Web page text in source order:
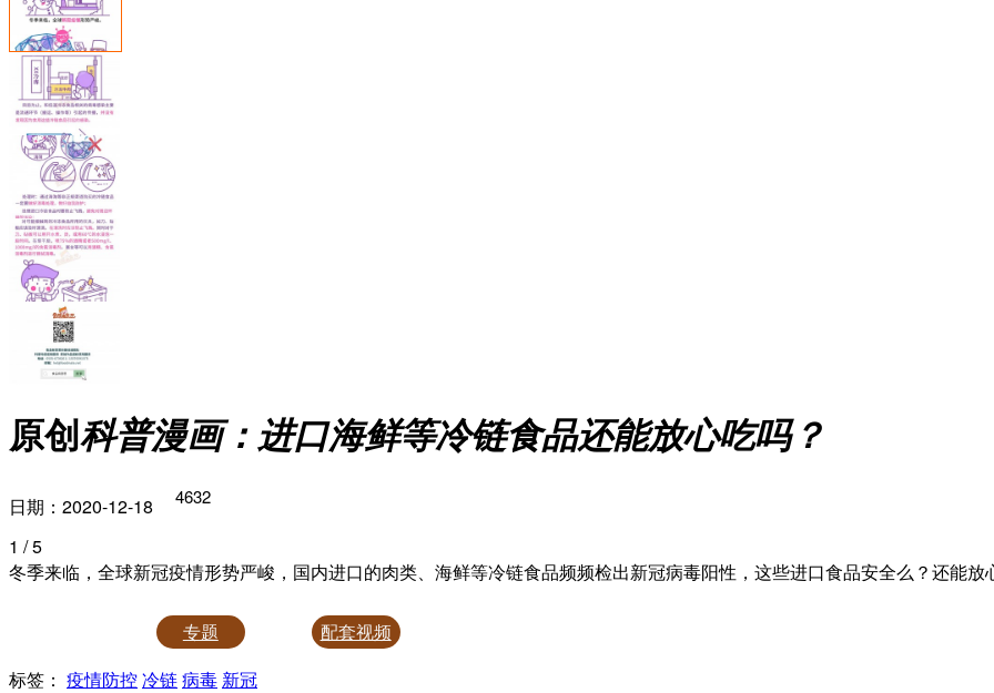
原创科普漫画：进口海鲜等冷链食品还能放心吃吗？
日期：2020-12-18 4632
1 / 5
冬季来临，全球新冠疫情形势严峻，国内进口的肉类、海鲜等冷链食品频频检出新冠病毒阳性，这些进口食品安全么？还能放
专题
配套视频
标签： 疫情防控冷链病毒 新冠